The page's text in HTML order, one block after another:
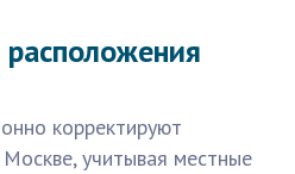
корректируют
учитывая местные